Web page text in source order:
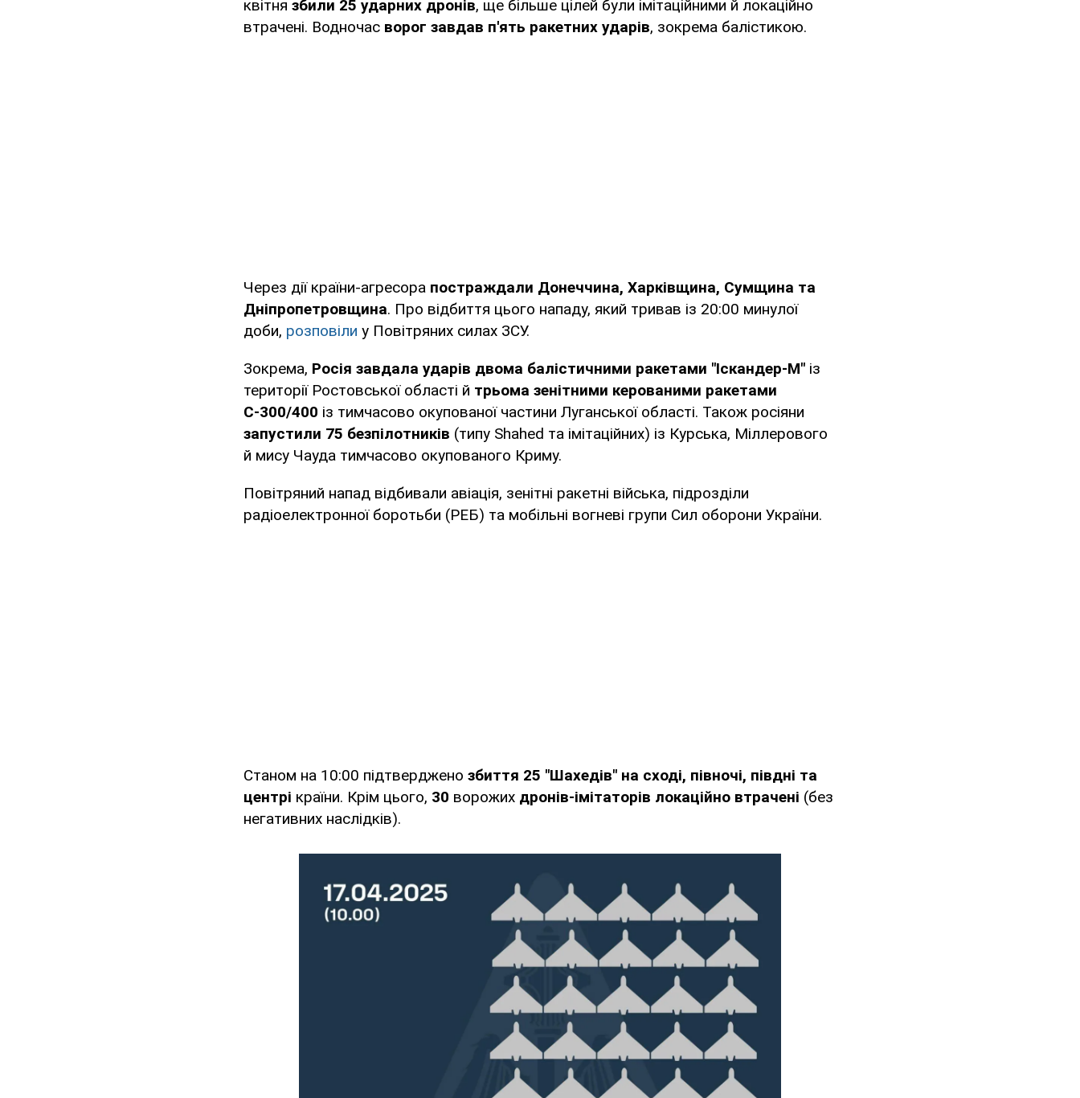
квітня збили 25 ударних дронів, ще більше цілей були імітаційними й локаційно
втрачені. Водночас ворог завдав п'ять ракетних ударів, зокрема балістикою.
Через дії країни-агресора постраждали Донеччина, Харківщина, Сумщина та
Дніпропетровщина. Про відбиття цього нападу, який тривав із 20:00 минулої
доби, розповіли у Повітряних силах ЗСУ.
Зокрема, Росія завдала ударів двома балістичними ракетами "Іскандер-М" із
території Ростовської області й трьома зенітними керованими ракетами
С-300/400 із тимчасово окупованої частини Луганської області. Також росіяни
запустили 75 безпілотників (типу Shahed та імітаційних) із Курська, Міллерового
й мису Чауда тимчасово окупованого Криму.
Повітряний напад відбивали авіація, зенітні ракетні війська, підрозділи
радіоелектронної боротьби (РЕБ) та мобільні вогневі групи Сил оборони України.
Станом на 10:00 підтверджено збиття 25 "Шахедів" на сході, півночі, півдні та
центрі країни. Крім цього, 30 ворожих дронів-імітаторів локаційно втрачені (без
негативних наслідків).